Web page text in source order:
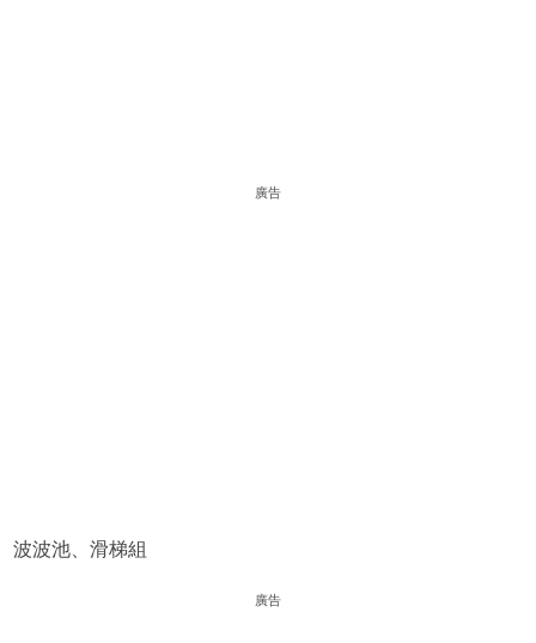
廣告
波波池、滑梯組
廣告